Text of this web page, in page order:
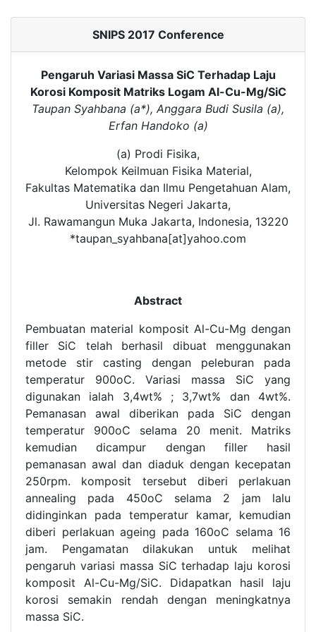
SNIPS 2017 Conference
Pengaruh Variasi Massa SiC Terhadap Laju
Korosi Komposit Matriks Logam Al-Cu-Mg/SiC
Taupan Syahbana (a*), Anggara Budi Susila (a),
Erfan Handoko (a)
(a) Prodi Fisika,
Kelompok Keilmuan Fisika Material,
Fakultas Matematika dan Ilmu Pengetahuan Alam,
Universitas Negeri Jakarta,
Jl. Rawamangun Muka Jakarta, Indonesia, 13220
*taupan_syahbana[at]yahoo.com
Abstract
Pembuatan material komposit Al-Cu-Mg dengan
filler SiC telah berhasil dibuat menggunakan
metode stir casting dengan peleburan pada
temperatur 900oC. Variasi massa SiC yang
digunakan ialah 3,4wt% ; 3,7wt% dan 4wt%.
Pemanasan awal diberikan pada SiC dengan
temperatur 900oC selama 20 menit. Matriks
kemudian dicampur dengan filler hasil
pemanasan awal dan diaduk dengan kecepatan
250rpm. komposit tersebut diberi perlakuan
annealing pada 450oC selama 2 jam lalu
didinginkan pada temperatur kamar, kemudian
diberi perlakuan ageing pada 160oC selama 16
jam. Pengamatan dilakukan untuk melihat
pengaruh variasi massa SiC terhadap laju korosi
komposit Al-Cu-Mg/SiC. Didapatkan hasil laju
korosi semakin rendah dengan meningkatnya
massa SiC.